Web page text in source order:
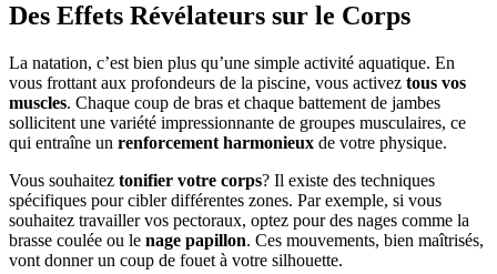
Des Effets Révélateurs sur le Corps
La natation, c’est bien plus qu’une simple activité aquatique. En
vous frottant aux profondeurs de la piscine, vous activez tous vos
muscles. Chaque coup de bras et chaque battement de jambes
sollicitent une variété impressionnante de groupes musculaires, ce
qui entraîne un renforcement harmonieux de votre physique.
Vous souhaitez tonifier votre corps? Il existe des techniques
spécifiques pour cibler différentes zones. Par exemple, si vous
souhaitez travailler vos pectoraux, optez pour des nages comme la
brasse coulée ou le nage papillon. Ces mouvements, bien maîtrisés,
vont donner un coup de fouet à votre silhouette.